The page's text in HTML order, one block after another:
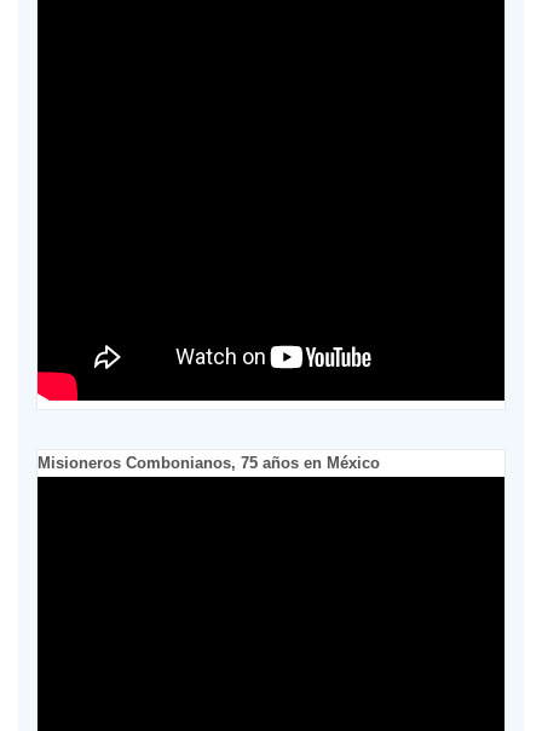
Misioneros Combonianos, 75 años en México